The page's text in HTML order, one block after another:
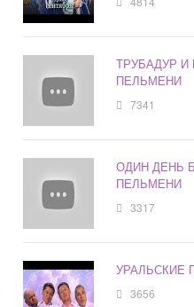
ТРУБАДУР
ПЕЛЬМЕНИ
7341
ОДИН ДЕНЬ
ПЕЛЬМЕНИ
3317
УРАЛЬСКИЕ
3656